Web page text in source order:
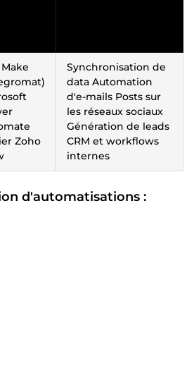
Zoho
Synchronisation de
data Automation
d'e-mails Posts sur
les réseaux sociaux
Génération de leads
CRM et workflows
internes
d'automatisations :